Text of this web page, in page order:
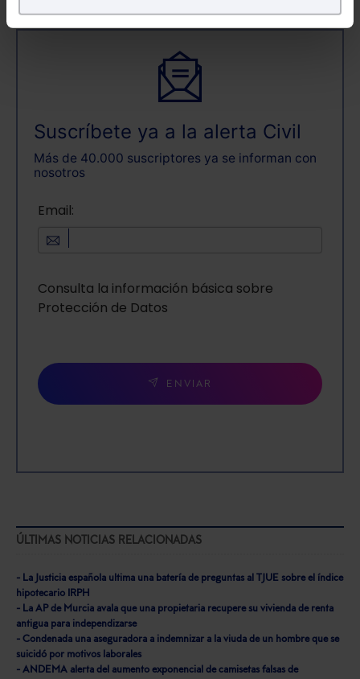
en la web sea óptima
todas las cookies excepto aquellas imprescindibles.
configurarlas cookies y
seleccionar solo aquellas que quieras permitir en tu
navegador. Si no seleccionas ninguna utilizaremos
las que sean indispensables para la navegación.
Saber más acerca de las cookies
Suscríbete ya a la alerta Civil
Más de 40.000 suscriptores ya se informan con
nosotros
Email:
Consulta la información básica sobre
Protección de Datos
ENVIAR
ÚLTIMAS NOTICIAS RELACIONADAS
- La Justicia española ultima una batería de preguntas al TJUE sobre el índice
hipotecario IRPH
- La AP de Murcia avala que una propietaria recupere su vivienda de renta
antigua para independizarse
- Condenada una aseguradora a indemnizar a la viuda de un hombre que se
suicidó por motivos laborales
- ANDEMA alerta del aumento exponencial de camisetas falsas de